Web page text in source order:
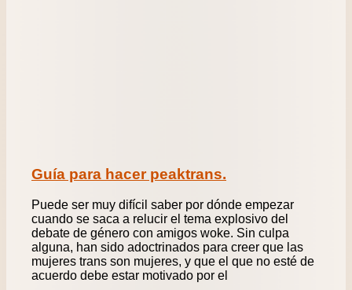
Guía para hacer peaktrans.
Puede ser muy difícil saber por dónde empezar
cuando se saca a relucir el tema explosivo del
debate de género con amigos woke. Sin culpa
alguna, han sido adoctrinados para creer que las
mujeres trans son mujeres, y que el que no esté de
acuerdo debe estar motivado por el